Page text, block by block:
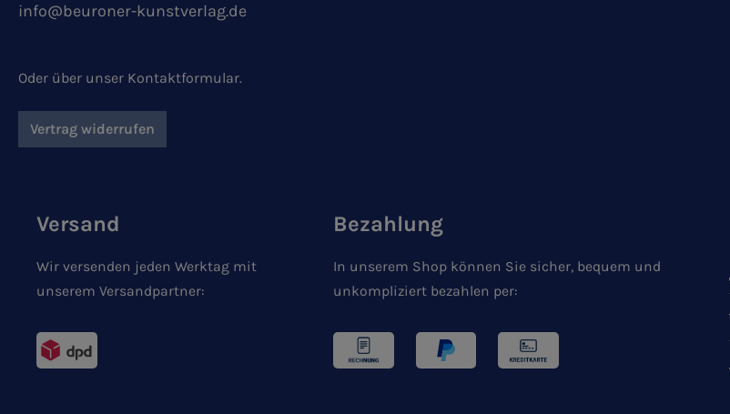
info@beuroner-kunstverlag.de
Oder über unser Kontaktformular.
Vertrag widerrufen
Versand
Wir versenden jeden Werktag mit
unserem Versandpartner:
Bezahlung
In unserem Shop können Sie sicher, bequem und
unkompliziert bezahlen per: